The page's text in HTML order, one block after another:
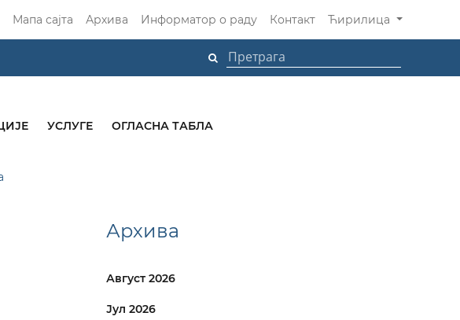
Мапа сајта Архива Информатор о раду Контакт Ћирилица
УСЛУГЕ ОГЛАСНА ТАБЛА
Архива
Август 2026
Јул 2026